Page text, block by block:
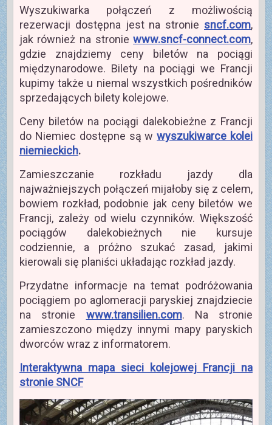
Wyszukiwarka połączeń z możliwością
rezerwacji dostępna jest na stronie sncf.com,
jak również na stroniewww.sncf-connect.com,
gdzie znajdziemy ceny biletów na pociągi
międzynarodowe. Bilety na pociągi we Francji
kupimy także u niemal wszystkich pośredników
sprzedających bilety kolejowe.
Ceny biletów na pociągi dalekobieżne z Francji
do Niemiec dostępne są wwyszukiwarce kolei
niemieckich.
Zamieszczanie rozkładu jazdy dla
najważniejszych połączeń mijałoby się z celem,
bowiem rozkład, podobnie jak ceny biletów we
Francji, zależy od wielu czynników. Większość
pociągów dalekobieżnych nie kursuje
codziennie, a próżno szukać zasad, jakimi
kierowali się planiści układając rozkład jazdy.
Przydatne informacje na temat podróżowania
pociągiem po aglomeracji paryskiej znajdziecie
na stronie www.transilien.com. Na stronie
zamieszczono między innymi mapy paryskich
dworców wraz z informatorem.
Interaktywna mapa sieci kolejowej Francji na
stronie SNCF